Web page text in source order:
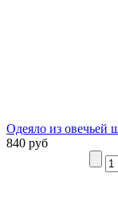
Одеяло из овечьей
840 руб